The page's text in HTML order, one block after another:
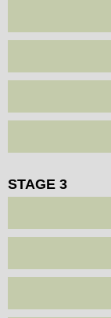
STAGE 3